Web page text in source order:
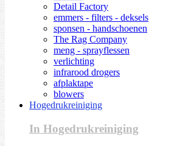
Detail Factory
emmers - filters - deksels
sponsen - handschoenen
The Rag Company
meng - sprayflessen
verlichting
infrarood drogers
afplaktape
blowers
Hogedrukreiniging
In Hogedrukreiniging